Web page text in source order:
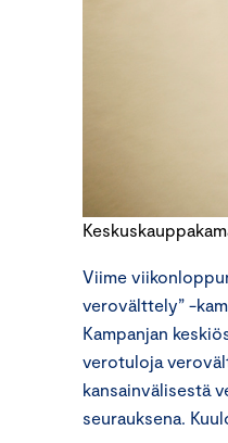
Viime
verovälttely” -
Kampanjan
verotuloja
kansainvälisestä
seurauksena.